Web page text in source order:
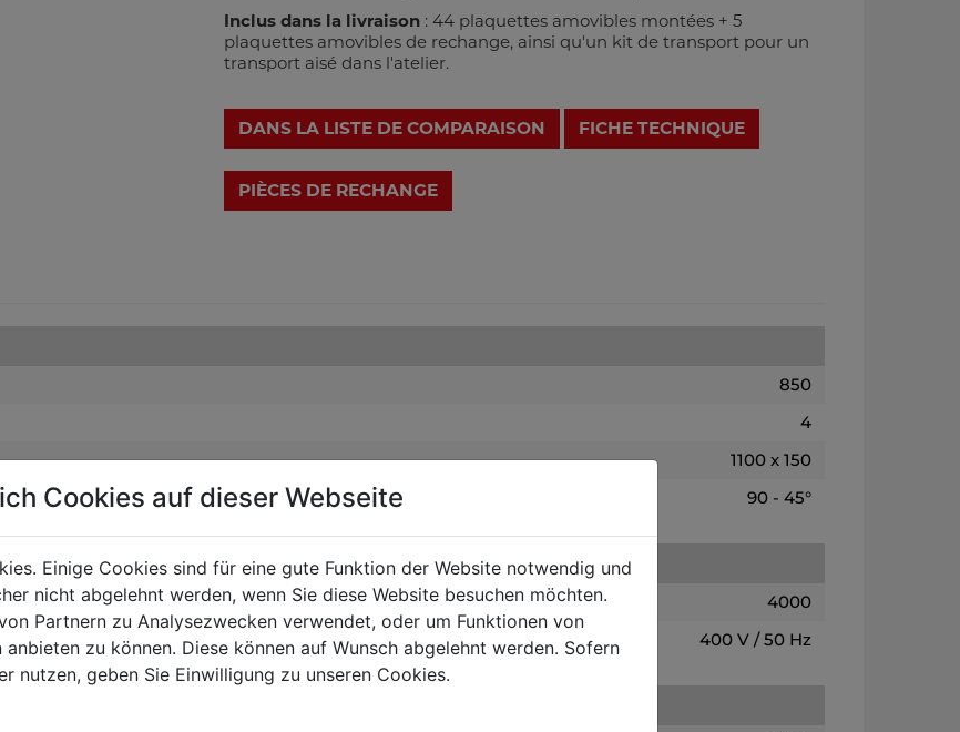
Inclus dans la livraison : 44 plaquettes amovibles montées + 5
plaquettes amovibles de rechange, ainsi qu'un kit de transport pour un
transport aisé dans l'atelier.
DANS LA LISTE DE COMPARAISON FICHE TECHNIQUE
850
4
1100 x 150
90 - 45°
4000
400 V / 50 Hz
Cookies auf dieser Webseite
Einige Cookies sind für eine gute Funktion der Website notwendig und
nicht abgelehnt werden, wenn Sie diese Website besuchen möchten.
Partnern zu Analysezwecken verwendet, oder um Funktionen von
zu können. Diese können auf Wunsch abgelehnt werden. Sofern
nutzen, geben Sie Einwilligung zu unseren Cookies.